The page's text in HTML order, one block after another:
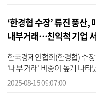
‘한경협 수장’ 류진 풍산,
내부거래…친익척 기업
회사 거래
한국경제인협회(한경협) 수
‘내부 거래’ 비중이 높게 나
은 계열사의 내부거래 비중은
2025-08-15 09:07:00